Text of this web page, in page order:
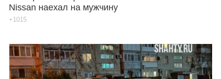
Карты
Nissan наехал на мужчину
+1015